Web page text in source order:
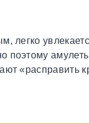
легко
«расправить